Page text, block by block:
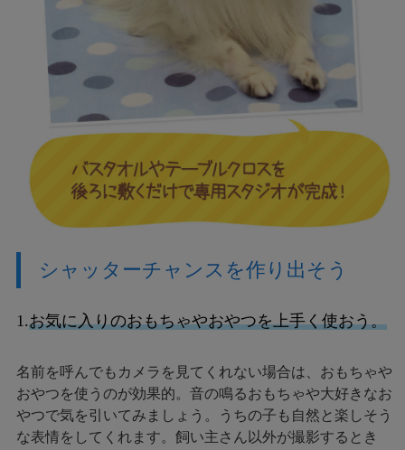
シャッターチャンスを作り出そう
1.お気に入りのおもちゃやおやつを上手く使おう。
名前を呼んでもカメラを見てくれない場合は、おもちゃや
おやつを使うのが効果的。音の鳴るおもちゃや大好きなお
やつで気を引いてみましょう。うちの子も自然と楽しそう
な表情をしてくれます。飼い主さん以外が撮影するとき